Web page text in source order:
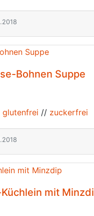
Bohnen Suppe
glutenfrei // zuckerfrei
mit